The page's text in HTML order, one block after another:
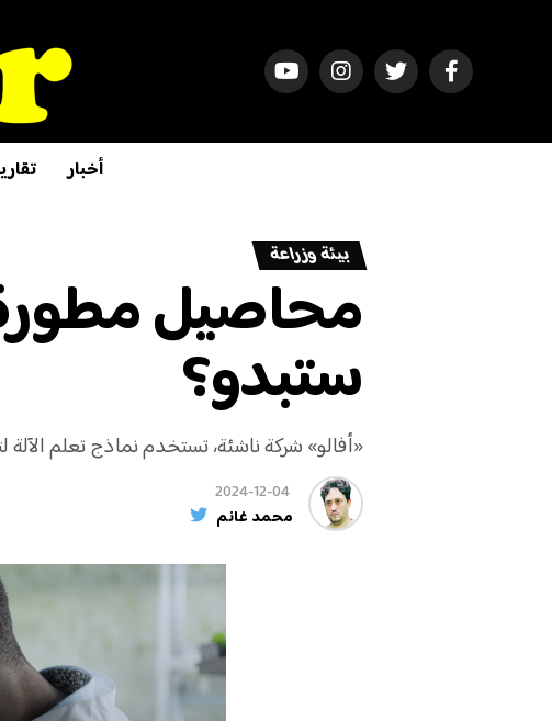
أخبار
بيئة وزراعة
محاصيل مطورة
ستبدو؟
«أفالو» شركة ناشئة، تستخدم نماذج تعلم
2024-12-04
محمد غانم